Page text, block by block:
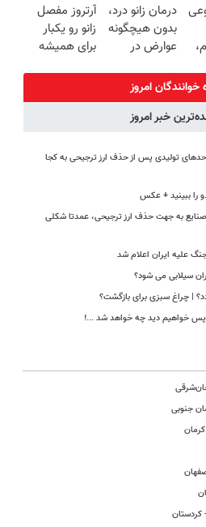
|
◗پرسش‌نامه◖
شرکت کن تا
دیر نشده!
درمان زانو درد،
بدون هیچگونه
عوارض در
(◂پرسش‌نامه)
آرتروز مفصل
زانو رو یکبار
برای همیشه
خوانندگان امروز
خبر امروز
تولیدی پس از حذف ارز ترجیحی به کجا
را ببینید + عکس
به جهت حذف ارز ترجیحی، عمدتا شکلی
علیه ایران اعلام شد
سیلابی می شود؟
| چراغ سبزی برای بازگشت؟
پس خواهیم دید چه خواهد شد ...!
جنوبی
کردستان